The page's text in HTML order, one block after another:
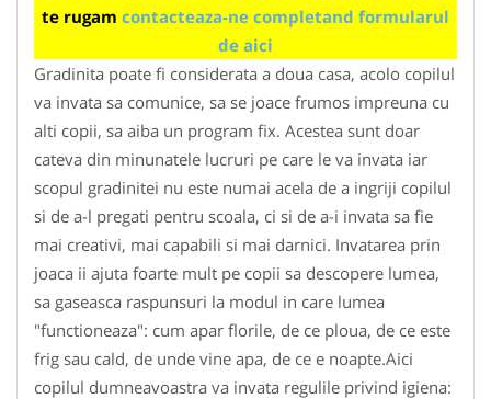
te rugam contacteaza-ne completand formularul
de aici
Gradinita poate fi considerata a doua casa, acolo copilul
va invata sa comunice, sa se joace frumos impreuna cu
alti copii, sa aiba un program fix. Acestea sunt doar
cateva din minunatele lucruri pe care le va invata iar
scopul gradinitei nu este numai acela de a ingriji copilul
si de a-l pregati pentru scoala, ci si de a-i invata sa fie
mai creativi, mai capabili si mai darnici. Invatarea prin
joaca ii ajuta foarte mult pe copii sa descopere lumea,
sa gaseasca raspunsuri la modul in care lumea
"functioneaza": cum apar florile, de ce ploua, de ce este
frig sau cald, de unde vine apa, de ce e noapte.Aici
copilul dumneavoastra va invata regulile privind igiena: